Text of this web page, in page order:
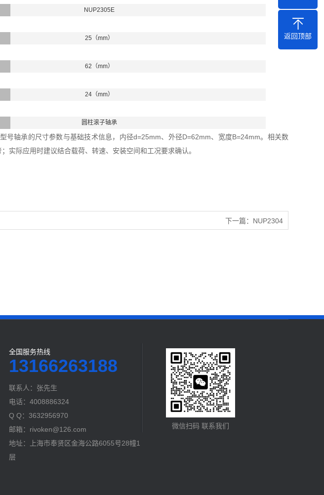
NUP2305E
25（mm）
62（mm）
24（mm）
圆柱滚子轴承
号轴承的尺寸参数与基础技术信息，内径d=25mm、外径D=62mm、宽度B=24mm。相关数
实际应用时建议结合载荷、转速、安装空间和工况要求确认。
下一篇： NUP2304
全国服务热线
13166263188
联系人：张先生
电话：4008886324
Q Q：3632956970
邮箱：rivoken@126.com
地址：上海市奉贤区金海公路6055号28幢1
层
微信扫码 联系我们
返回顶部